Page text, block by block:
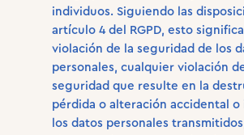
individuos. Siguiendo las
artículo 4 del RGPD, esto
violación de la seguridad de los
personales, cualquier violación
seguridad que resulte en la
pérdida o alteración accidental o
los datos personales